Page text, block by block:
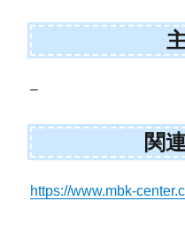
–
関
https://www.mbk-